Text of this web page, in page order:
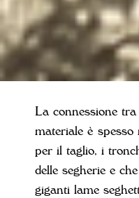
La connessione
materiale è
per il taglio, i
delle segherie e
giganti lame